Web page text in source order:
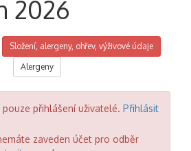
2026
Složení, alergeny, ohřev, výživové údaje
Alergeny
přihlášení uživatelé. Přihlásit
zaveden účet pro odběr